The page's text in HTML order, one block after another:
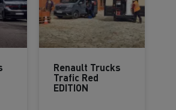
Renault Trucks
Trafic Red
EDITION